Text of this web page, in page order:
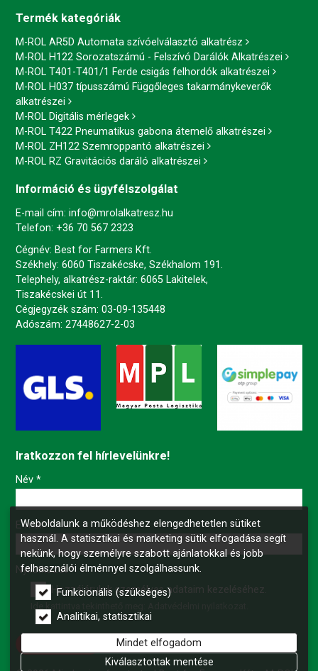
Termék kategóriák
M-ROL AR5D Automata szívóelválasztó alkatrész
M-ROL H122 Sorozatszámú - Felszívó Darálók Alkatrészei
M-ROL T401-T401/1 Ferde csigás felhordók alkatrészei
M-ROL H037 típusszámú Függőleges takarmánykeverők
alkatrészei
M-ROL Digitális mérlegek
M-ROL T422 Pneumatikus gabona átemelő alkatrészei
M-ROL ZH122 Szemroppantó alkatrészei
M-ROL RZ Gravitációs daráló alkatrészei
Információ és ügyfélszolgálat
E-mail cím: info@mrolalkatresz.hu
Telefon: +36 70 567 2323
Cégnév: Best for Farmers Kft.
Székhely: 6060 Tiszakécske, Székhalom 191.
Telephely, alkatrész-raktár: 6065 Lakitelek,
Tiszakécskei út 11.
Cégjegyzék szám: 03-09-135448
Adószám: 27448627-2-03
Iratkozzon fel hírlevelünkre!
-
-
-
Név *
E-mail*
Nyilatkozat*
Hozzájárulok személyes adataim kezeléséhez.
Weboldalunk a működéshez elengedhetetlen sütiket
használ. A statisztikai és marketing sütik elfogadása segít
nekünk, hogy személyre szabott ajánlatokkal és jobb
felhasználói élménnyel szolgálhassunk.
Funkcionális (szükséges)
Analitikai, statisztikai
Mindet elfogadom
Kiválasztottak mentése